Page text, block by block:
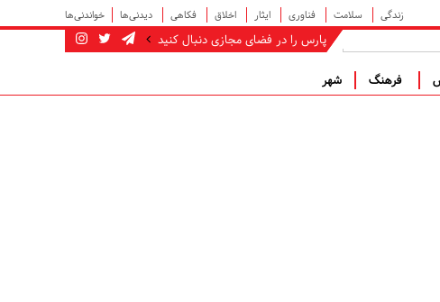
زندگی سلامت فناوری ایثار اخلاق فکاهی دیدنی‌ها خواندنی‌ها
پارس را در فضای مجازی دنبال کنید
فرهنگ شهر